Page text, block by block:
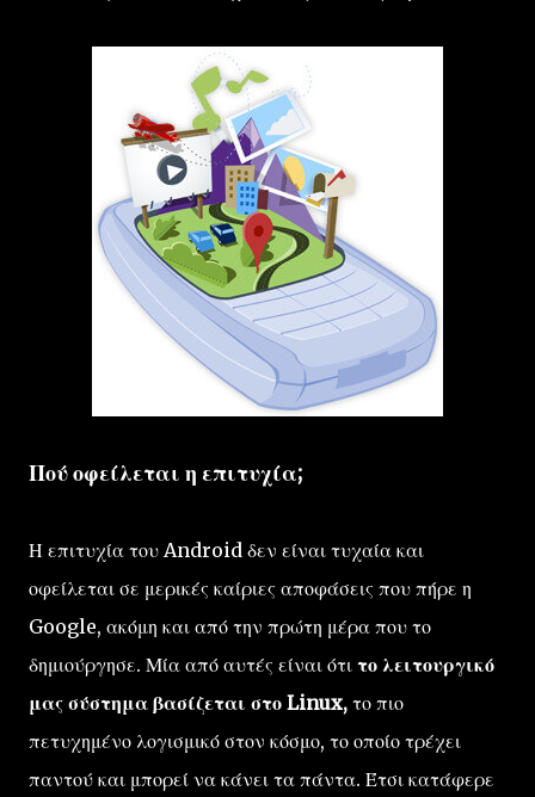
Πού οφείλεται η επιτυχία;
Η επιτυχία του Android δεν είναι τυχαία και
οφείλεται σε μερικές καίριες αποφάσεις που πήρε η
Google, ακόμη και από την πρώτη μέρα που το
δημιούργησε. Μία από αυτές είναι ότι το λειτουργικό
μας σύστημα βασίζεται στο Linux, το πιο
πετυχημένο λογισμικό στον κόσμο, το οποίο τρέχει
παντού και μπορεί να κάνει τα πάντα. Έτσι κατάφερε